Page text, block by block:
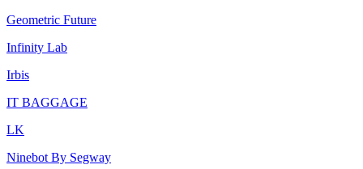
Geometric Future
Infinity Lab
Irbis
IT BAGGAGE
LK
Ninebot By Segway